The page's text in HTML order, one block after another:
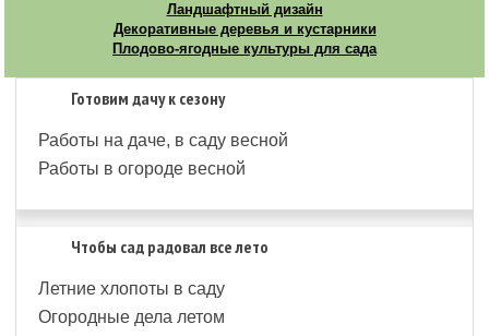
Ландшафтный дизайн
Декоративные деревья и кустарники
Плодово-ягодные культуры для сада
Готовим дачу к сезону
Работы на даче, в саду весной
Работы в огороде весной
Чтобы сад радовал все лето
Летние хлопоты в саду
Огородные дела летом